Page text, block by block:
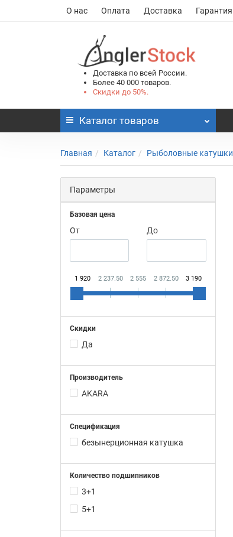
О нас Оплата Доставка Гарантия
Доставка по всей России.
Более 40 000 товаров.
Скидки до 50%.
Каталог товаров
Главная Каталог Рыболовные катушки
Параметры
Базовая цена
От До
1 920 2 237.50 2 555 2 872.50 3 190
Скидки
Да
Производитель
AKARA
Спецификация
безынерционная катушка
Количество подшипников
3+1
5+1